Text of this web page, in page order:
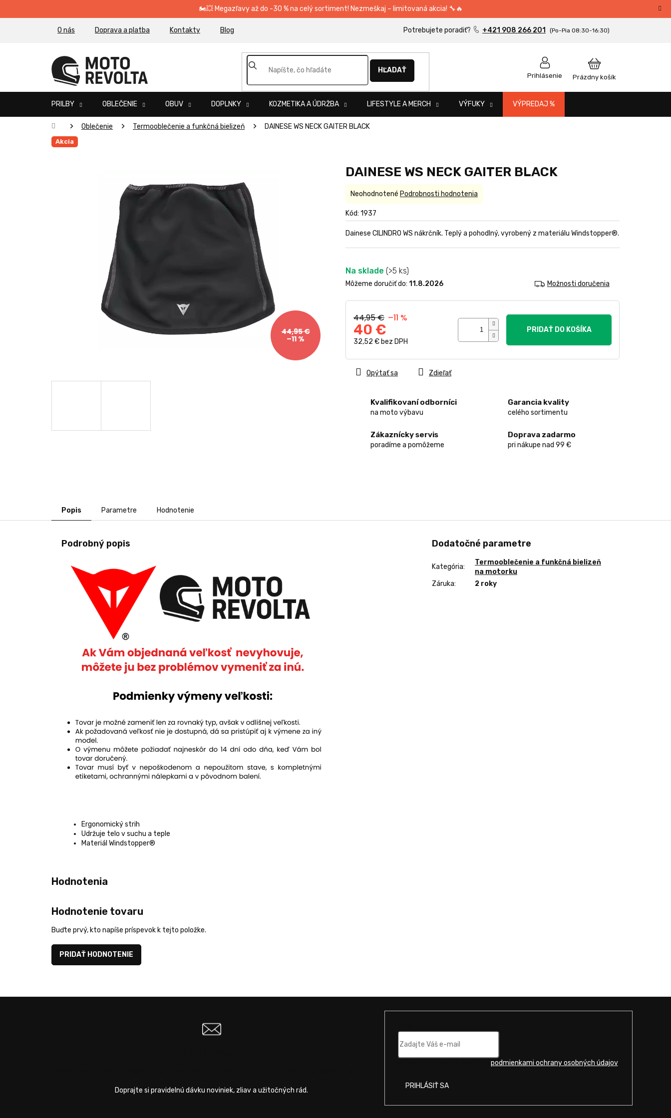
🏍️💥 Megazľavy až do -30 % na celý sortiment! Nezmeškaj – limitovaná akcia! 🔧🔥
+421 908 266 201
O nás Doprava a platba Kontakty Blog
Prihlásenie
HĽADAŤ
NÁKUPNÝ
Prázdny košík
PRILBY OBLEČENIE OBUV DOPLNKY KOZMETIKA A ÚDRŽBA LIFESTYLE A MERCH VÝFUKY VÝPREDAJ %
DomovOblečenie Termooblečenie a funkčná bielizeň DAINESE WS NECK GAITER BLACK
Akcia
44,95 €
–11 %
DAINESE WS NECK GAITER BLACK
Kód: 1937
Na sklade (>5 ks)
Môžeme doručiť do: 11.8.2026 Možnosti doručenia
44,95 € –11 %
40 €
32,52 € bez DPH
PRIDAŤ DO KOŠÍKA
Kvalifikovaní odborníci
na moto výbavu
Garancia kvality
celého sortimentu
Zákaznícky servis
poradíme a pomôžeme
Doprava zadarmo
pri nákupe nad 99 €
Dainese CILINDRO WS nákrčník. Teplý a pohodlný, vyrobený z materiálu Windstopper®.
Opýtať sa Zdieľať
Priemerné
produktu
je
0,0
5
Neohodnotené Podrobnosti hodnotenia
Popis Parametre Hodnotenie
Podrobný popis
Ergonomický strih
Udržuje telo v suchu a teple
Materiál Windstopper®
Dodatočné parametre
Kategória:
Termooblečenie a funkčná bielizeň
na motorku
Záruka: 2 roky
Hodnotenie tovaru
Buďte prvý, kto napíše príspevok k tejto položke.
PRIDAŤ HODNOTENIE
podmienkami ochrany osobných údajov.
PRIHLÁSIŤ SA